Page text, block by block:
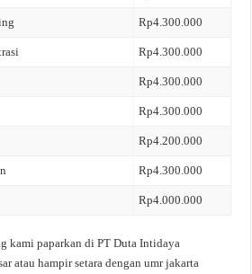
Rp4.300.000
Rp4.300.000
Rp4.300.000
Rp4.300.000
Rp4.200.000
Rp4.300.000
Rp4.000.000
kami paparkan di PT Duta Intidaya
atau hampir setara dengan umr jakarta